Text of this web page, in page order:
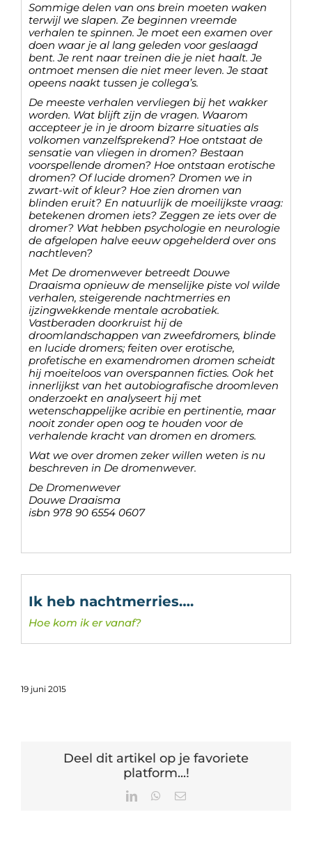
Sommige delen van ons brein moeten waken
terwijl we slapen. Ze beginnen vreemde
verhalen te spinnen. Je moet een examen over
doen waar je al lang geleden voor geslaagd
bent. Je rent naar treinen die je niet haalt. Je
ontmoet mensen die niet meer leven. Je staat
opeens naakt tussen je collega’s.
De meeste verhalen vervliegen bij het wakker
worden. Wat blijft zijn de vragen. Waarom
accepteer je in je droom bizarre situaties als
volkomen vanzelfsprekend? Hoe ontstaat de
sensatie van vliegen in dromen? Bestaan
voorspellende dromen? Hoe ontstaan erotische
dromen? Of lucide dromen? Dromen we in
zwart-wit of kleur? Hoe zien dromen van
blinden eruit? En natuurlijk de moeilijkste vraag:
betekenen dromen iets? Zeggen ze iets over de
dromer? Wat hebben psychologie en neurologie
de afgelopen halve eeuw opgehelderd over ons
nachtleven?
Met De dromenwever betreedt Douwe
Draaisma opnieuw de menselijke piste vol wilde
verhalen, steigerende nachtmerries en
ijzingwekkende mentale acrobatiek.
Vastberaden doorkruist hij de
droomlandschappen van zweefdromers, blinde
en lucide dromers; feiten over erotische,
profetische en examendromen dromen scheidt
hij moeiteloos van overspannen ficties. Ook het
innerlijkst van het autobiografische droomleven
onderzoekt en analyseert hij met
wetenschappelijke acribie en pertinentie, maar
nooit zonder open oog te houden voor de
verhalende kracht van dromen en dromers.
Wat we over dromen zeker willen weten is nu
beschreven in De dromenwever.
De Dromenwever
Douwe Draaisma
isbn 978 90 6554 0607
Ik heb nachtmerries….
Hoe kom ik er vanaf?
19 juni 2015
Deel dit artikel op je favoriete
platform...!
LinkedInWhatsApp
E-